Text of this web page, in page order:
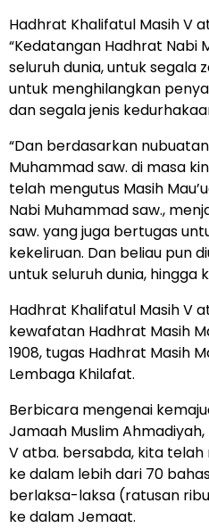
Hadhrat Khalifatul Masih V
“Kedatangan Hadhrat Nabi
seluruh dunia, untuk segala
untuk menghilangkan
dan segala jenis
“Dan berdasarkan
Muhammad saw. di masa
telah mengutus Masih
Nabi Muhammad saw.,
saw. yang juga bertugas
kekeliruan. Dan beliau pun
untuk seluruh dunia, hingga
Hadhrat Khalifatul Masih V
kewafatan Hadhrat Masih
1908, tugas Hadhrat Masih
Lembaga Khilafat.
Berbicara mengenai
Jamaah Muslim
V atba. bersabda, kita
ke dalam lebih dari 70
berlaksa-laksa (ratusan
ke dalam Jemaat.